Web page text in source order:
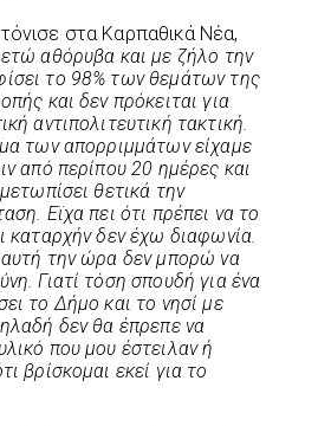
στα Καρπαθικά Νέα,
αθόρυβα και με ζήλο την
το 98% των θεμάτων της
και δεν πρόκειται για
αντιπολιτευτική τακτική.
των απορριμμάτων είχαμε
από περίπου 20 ημέρες και
θετικά την
Εϊχα πει ότι πρέπει να το
καταρχήν δεν έχω διαφωνία.
την ώρα δεν μπορώ να
Γιατί τόση σπουδή για ένα
το Δήμο και το νησί με
δεν θα έπρεπε να
που μου έστειλαν ή
βρίσκομαι εκεί για το